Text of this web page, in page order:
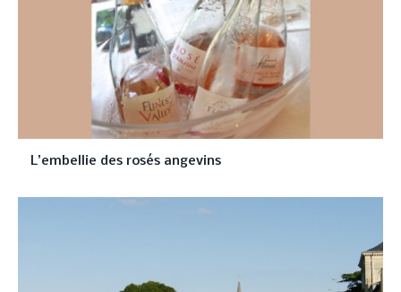
L’embellie des rosés angevins